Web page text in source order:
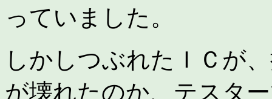
っていました。
しかしつぶれたＩＣが
が壊れたのか、テスタ